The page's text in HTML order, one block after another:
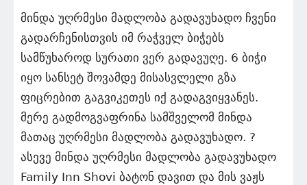
მინდა უღრმესი მადლობა გადავუხადო ჩვენი
გადარჩენისთვის იმ რაჭველ ბიჭებს
სამწუხაროდ სურათი ვერ გადავუღე. 6 ბიჭი
იყო სანსეტ შოვამდე მისასვლელი გზა
ფიცრებით გაგვიკეთეს იქ გადაგვიყვანეს.
მერე გადმოგვაფრინა სამშველომ მინდა
მათაც უღრმესი მადლობა გადავუხადო. ?
ასევე მინდა უღრმესი მადლობა გადავუხადო
Family Inn Shovi ბატონ დავით და მის ვაჟს